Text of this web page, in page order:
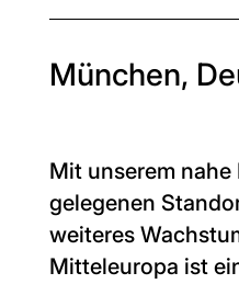
München,
Mit unserem
gelegenen
weiteres
Mitteleuropa ist